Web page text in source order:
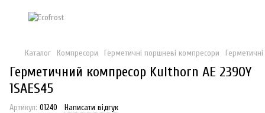
Каталог Компресори Герметичні поршневі компресори
Герметичний компресор Kulthorn AE 2390Y
1SAES45
Артикул: 01240 Написати відгук